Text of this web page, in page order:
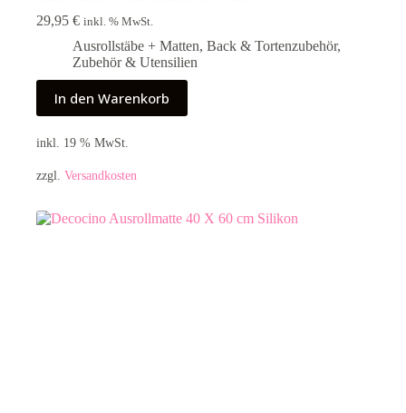
29,95 € inkl. % MwSt.
Ausrollstäbe + Matten, Back & Tortenzubehör,
Zubehör & Utensilien
In den Warenkorb
inkl. 19 % MwSt.
zzgl. Versandkosten